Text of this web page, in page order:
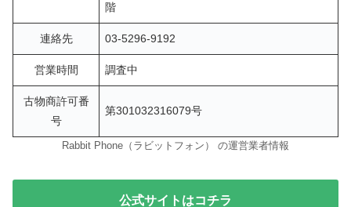
階
連絡先 03-5296-9192
営業時間 調査中
古物商許可番
号
第301032316079号
Rabbit Phone（ラビットフォン） の運営業者情報
公式サイトはコチラ